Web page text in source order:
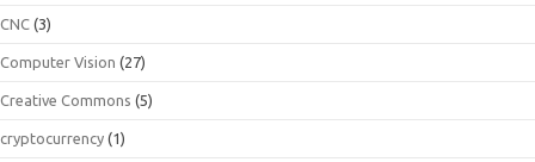
CNC (3)
Computer Vision (27)
Creative Commons (5)
cryptocurrency (1)